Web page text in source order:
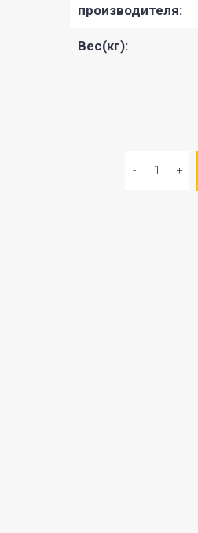
производителя:
Вес(кг):